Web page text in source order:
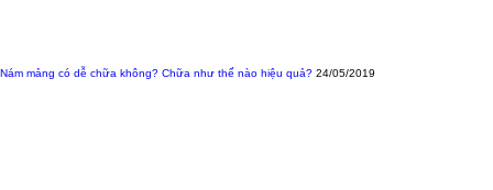
Nám mảng có dễ chữa không? Chữa như thế nào hiệu quả? 24/05/2019